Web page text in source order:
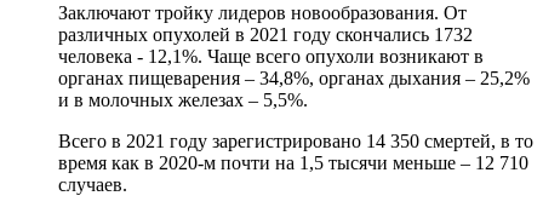
Заключают тройку лидеров новообразования. От
различных опухолей в 2021 году скончались 1732
человека - 12,1%. Чаще всего опухоли возникают в
органах пищеварения – 34,8%, органах дыхания – 25,2%
и в молочных железах – 5,5%.
Всего в 2021 году зарегистрировано 14 350 смертей, в то
время как в 2020-м почти на 1,5 тысячи меньше – 12 710
случаев.